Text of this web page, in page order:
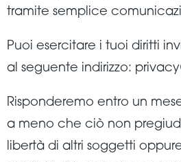
tramite semplice
Puoi esercitare i tuoi diritti
al seguente indirizzo:
Risponderemo entro un
a meno che ciò non
libertà di altri soggetti